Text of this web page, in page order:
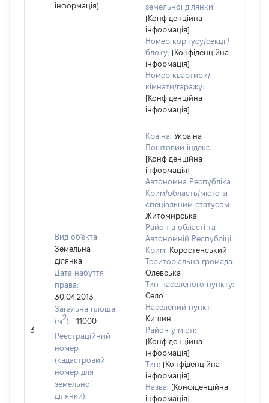
інформація]
земельної ділянки:
[Конфіденційна
інформація]
Номер корпусу/секції/
блоку: [Конфіденційна
інформація]
Номер квартири/
кімнати/гаражу:
[Конфіденційна
інформація]
3
Вид об'єкта:
Земельна
ділянка
Дата набуття
права:
30.04.2013
Загальна площа
(м2):
11000
Реєстраційний
номер
(кадастровий
номер для
земельної
ділянки):
Країна: Україна
Поштовий індекс:
[Конфіденційна
інформація]
Автономна Республіка
Крим/область/місто зі
спеціальним статусом:
Житомирська
Район в області та
Автономній Республіці
Крим: Коростенський
Територіальна громада:
Олевська
Тип населеного пункту:
Село
Населений пункт:
Кишин
Район у місті:
[Конфіденційна
інформація]
Тип: [Конфіденційна
інформація]
Назва: [Конфіденційна
інформація]